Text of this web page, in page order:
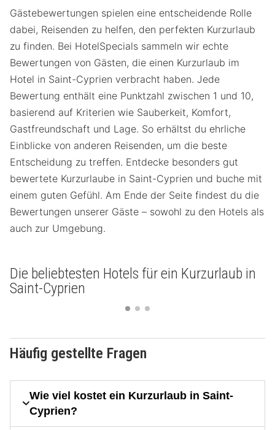
Gästebewertungen spielen eine entscheidende Rolle
dabei, Reisenden zu helfen, den perfekten Kurzurlaub
zu finden. Bei HotelSpecials sammeln wir echte
Bewertungen von Gästen, die einen Kurzurlaub im
Hotel in Saint-Cyprien verbracht haben. Jede
Bewertung enthält eine Punktzahl zwischen 1 und 10,
basierend auf Kriterien wie Sauberkeit, Komfort,
Gastfreundschaft und Lage. So erhältst du ehrliche
Einblicke von anderen Reisenden, um die beste
Entscheidung zu treffen. Entdecke besonders gut
bewertete Kurzurlaube in Saint-Cyprien und buche mit
einem guten Gefühl. Am Ende der Seite findest du die
Bewertungen unserer Gäste – sowohl zu den Hotels als
auch zur Umgebung.
Die beliebtesten Hotels für ein Kurzurlaub in
Saint-Cyprien
Häufig gestellte Fragen
Wie viel kostet ein Kurzurlaub in Saint-
Cyprien?